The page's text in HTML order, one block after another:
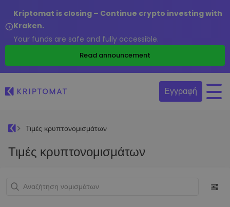
Kriptomat is closing – Continue crypto investing with
Kraken.
Your funds are safe and fully accessible.
Read announcement
Εγγραφή
Τιμές κρυπτονομισμάτων
Τιμές κρυπτονομισμάτων